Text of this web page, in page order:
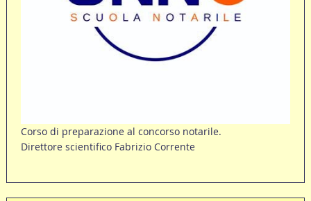
Corso di preparazione al concorso notarile.
Direttore scientifico Fabrizio Corrente